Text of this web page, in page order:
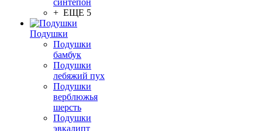
синтепон
+ ЕЩЕ 5
Подушки
Подушки
бамбук
Подушки
лебяжий пух
Подушки
верблюжья
шерсть
Подушки
эвкалипт